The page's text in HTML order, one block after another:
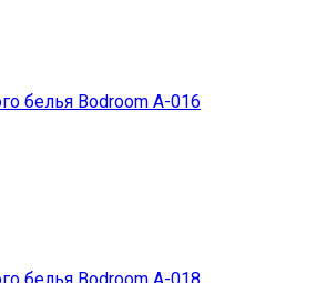
белья Bodroom A-016